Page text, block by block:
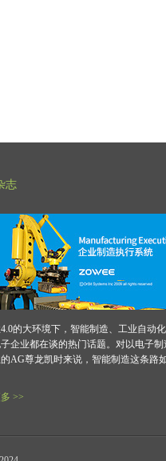
志
的大环境下，智能制造、工业自动
企业都在谈的热门话题。对以电子制
AG尊龙凯时来说，智能制造这条路
>>